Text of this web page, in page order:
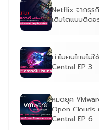
Netflix จากธุร
เติบโตแบบติดจ
ทำไมคนไทยไม่
Central EP 3
หมดยุค
Open Clouds
Central EP 6